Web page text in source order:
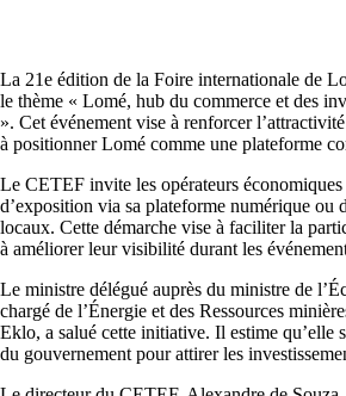
La 21e édition de la Foire internationale de
le thème « Lomé, hub du commerce et des
». Cet événement vise à renforcer
à positionner Lomé comme une plateforme
Le CETEF invite les opérateurs économiques
d’exposition via sa plateforme numérique ou
locaux. Cette démarche vise à faciliter la
à améliorer leur visibilité durant les
Le ministre délégué auprès du ministre de
chargé de l’Énergie et des Ressources
Eklo, a salué cette initiative. Il estime qu’elle
du gouvernement pour attirer les